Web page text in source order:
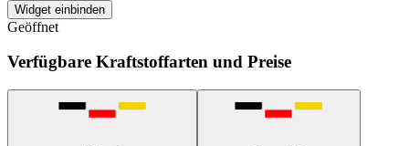
Widget einbinden
Geöffnet
Verfügbare Kraftstoffarten und Preise